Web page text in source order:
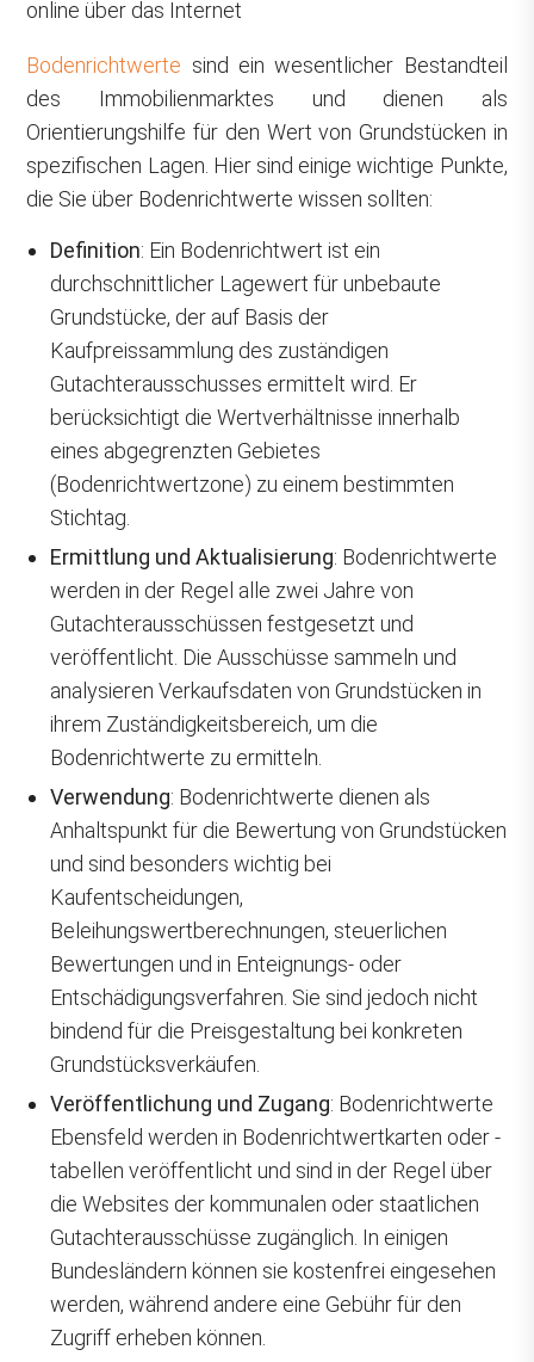
online über das Internet
Bodenrichtwerte sind ein wesentlicher Bestandteil
des Immobilienmarktes und dienen als
Orientierungshilfe für den Wert von Grundstücken in
spezifischen Lagen. Hier sind einige wichtige Punkte,
die Sie über Bodenrichtwerte wissen sollten:
Definition: Ein Bodenrichtwert ist ein
durchschnittlicher Lagewert für unbebaute
Grundstücke, der auf Basis der
Kaufpreissammlung des zuständigen
Gutachterausschusses ermittelt wird. Er
berücksichtigt die Wertverhältnisse innerhalb
eines abgegrenzten Gebietes
(Bodenrichtwertzone) zu einem bestimmten
Stichtag.
Ermittlung und Aktualisierung: Bodenrichtwerte
werden in der Regel alle zwei Jahre von
Gutachterausschüssen festgesetzt und
veröffentlicht. Die Ausschüsse sammeln und
analysieren Verkaufsdaten von Grundstücken in
ihrem Zuständigkeitsbereich, um die
Bodenrichtwerte zu ermitteln.
Verwendung: Bodenrichtwerte dienen als
Anhaltspunkt für die Bewertung von Grundstücken
und sind besonders wichtig bei
Kaufentscheidungen,
Beleihungswertberechnungen, steuerlichen
Bewertungen und in Enteignungs- oder
Entschädigungsverfahren. Sie sind jedoch nicht
bindend für die Preisgestaltung bei konkreten
Grundstücksverkäufen.
Veröffentlichung und Zugang: Bodenrichtwerte
Ebensfeld werden in Bodenrichtwertkarten oder -
tabellen veröffentlicht und sind in der Regel über
die Websites der kommunalen oder staatlichen
Gutachterausschüsse zugänglich. In einigen
Bundesländern können sie kostenfrei eingesehen
werden, während andere eine Gebühr für den
Zugriff erheben können.